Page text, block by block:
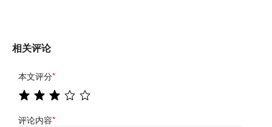
相关评论
本文评分*
评论内容*